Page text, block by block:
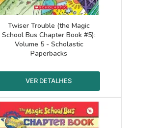
Twiser Trouble (the Magic
School Bus Chapter Book #5):
Volume 5 - Scholastic
Paperbacks